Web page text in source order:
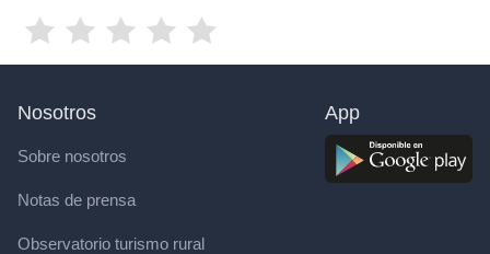
Nosotros
Sobre nosotros
Notas de prensa
Observatorio turismo rural
App